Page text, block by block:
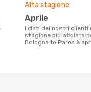
Alta stagione
aprile
I dati dei nostri clienti ci dicono che la
stagione più affolata
Bologna to Paros è